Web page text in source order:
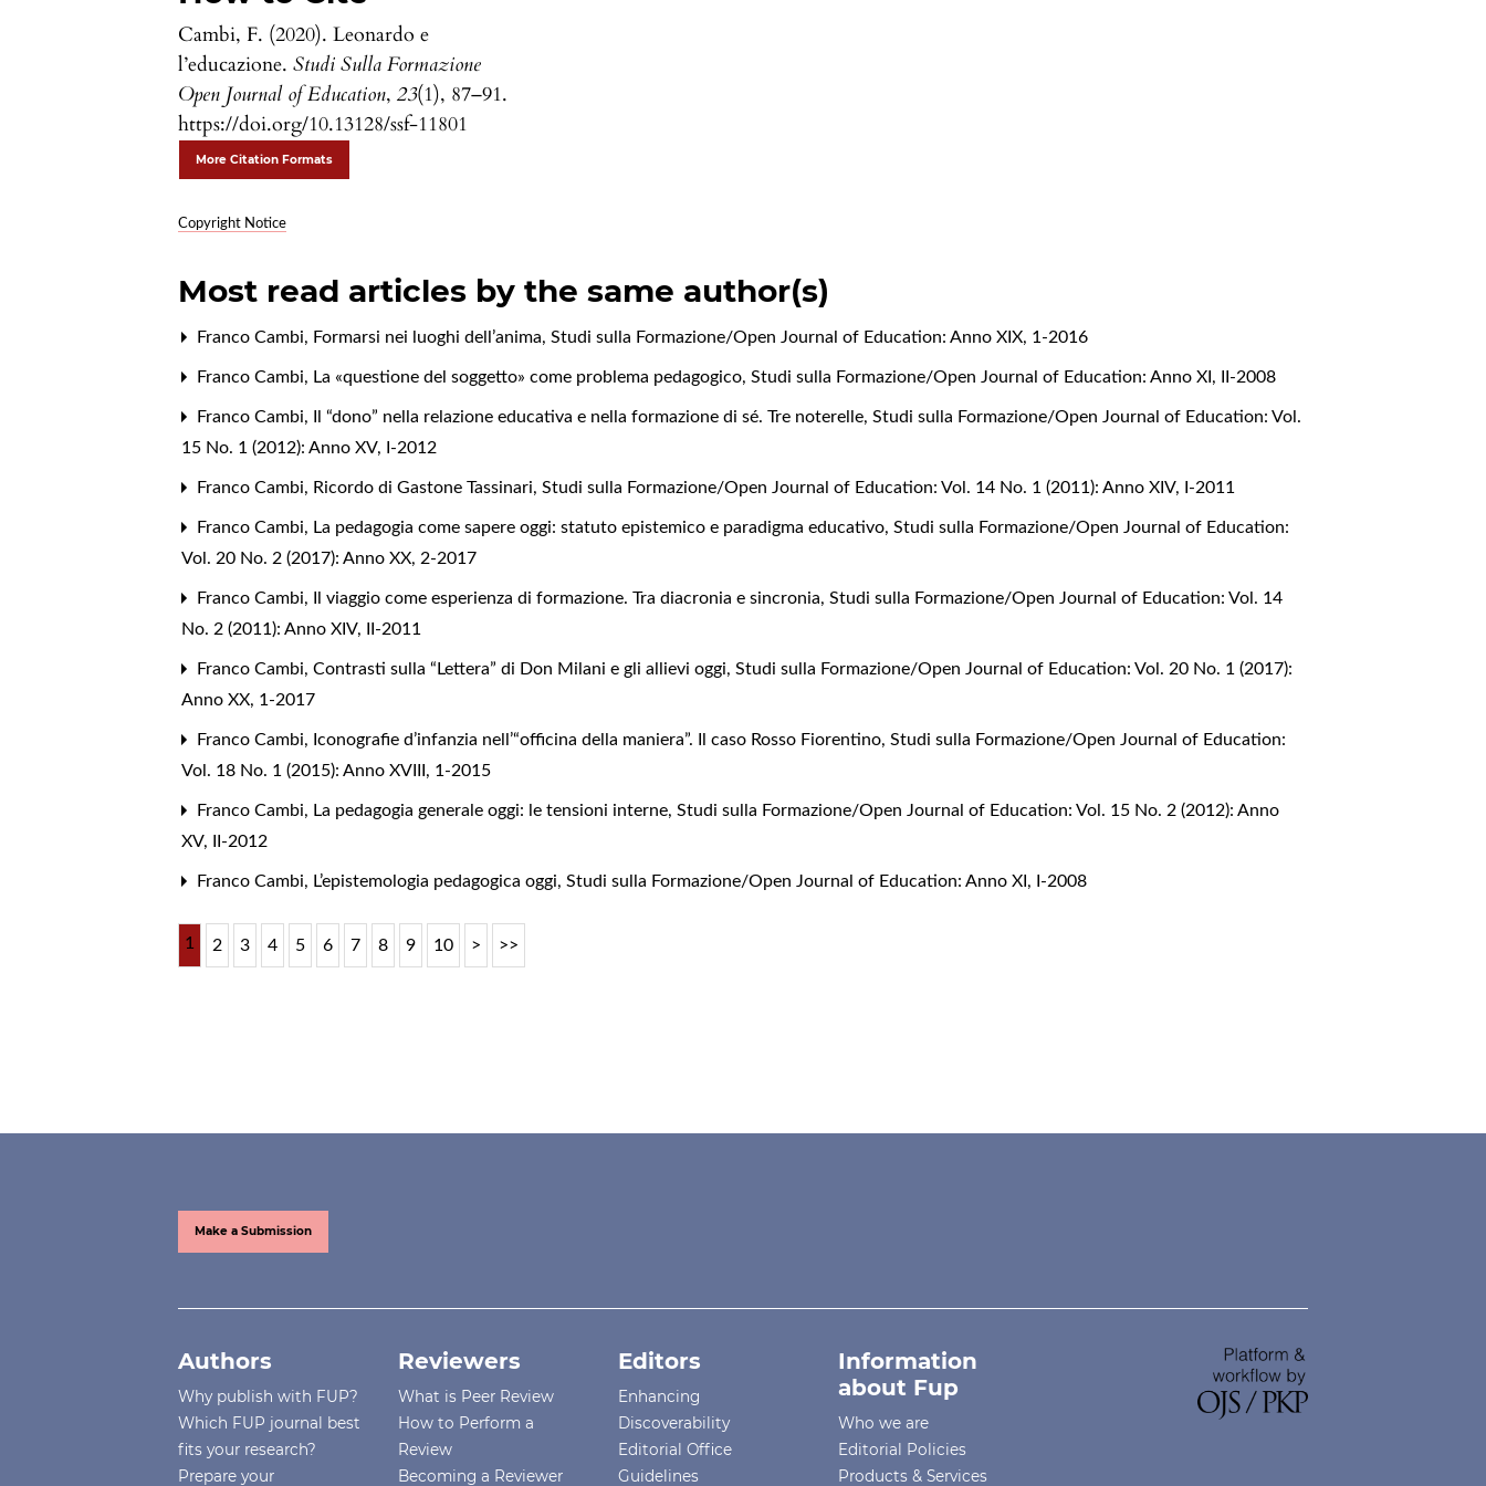
Cambi, F. (2020). Leonardo e
l’educazione.Studi Sulla Formazione
Open Journal of Education,23(1), 87–91.
https://doi.org/10.13128/ssf-11801
More Citation Formats
Copyright Notice
Most read articles by the same author(s)
Franco Cambi, Formarsi nei luoghi dell’anima,Studi sulla Formazione/Open Journal of Education: Anno XIX, 1-2016
Franco Cambi, La «questione del soggetto» come problema pedagogico,Studi sulla Formazione/Open Journal of Education: Anno XI, II-2008
Franco Cambi, Il “dono” nella relazione educativa e nella formazione di sé. Tre noterelle,Studi sulla Formazione/Open Journal of Education: Vol.
15 No. 1 (2012): Anno XV, I-2012
Franco Cambi, Ricordo di Gastone Tassinari,Studi sulla Formazione/Open Journal of Education: Vol. 14 No. 1 (2011): Anno XIV, I-2011
Franco Cambi, La pedagogia come sapere oggi: statuto epistemico e paradigma educativo,Studi sulla Formazione/Open Journal of Education:
Vol. 20 No. 2 (2017): Anno XX, 2-2017
Franco Cambi, Il viaggio come esperienza di formazione. Tra diacronia e sincronia,Studi sulla Formazione/Open Journal of Education: Vol. 14
No. 2 (2011): Anno XIV, II-2011
Franco Cambi,Contrasti sulla “Lettera” di Don Milani e gli allievi oggi,Studi sulla Formazione/Open Journal of Education: Vol. 20 No. 1 (2017):
Anno XX, 1-2017
Franco Cambi, Iconografie d’infanzia nell’“officina della maniera”. Il caso Rosso Fiorentino,Studi sulla Formazione/Open Journal of Education:
Vol. 18 No. 1 (2015): Anno XVIII, 1-2015
Franco Cambi, La pedagogia generale oggi: le tensioni interne,Studi sulla Formazione/Open Journal of Education: Vol. 15 No. 2 (2012): Anno
XV, II-2012
Franco Cambi, L’epistemologia pedagogica oggi,Studi sulla Formazione/Open Journal of Education: Anno XI, I-2008
1 2 3 4 5 6 7 8 9 10 > >>
Make a Submission
Authors
Why publish with FUP?
Which FUP journal best
fits your research?
Prepare your
Reviewers
What is Peer Review
How to Perform a
Review
Becoming a Reviewer
Editors
Enhancing
Discoverability
Editorial Office
Guidelines
Information
about Fup
Who we are
Editorial Policies
Products & Services